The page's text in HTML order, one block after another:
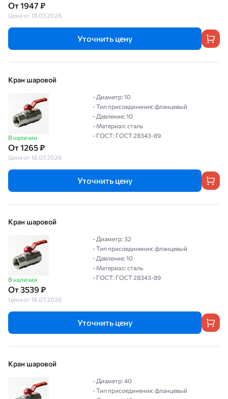
От 1947 ₽
Цена от 18.07.2026
Уточнить цену
Кран шаровой
В наличии
От 1265 ₽
Цена от 18.07.2026
- Диаметр: 10
- Тип присоединения: фланцевый
- Давление: 10
- Материал: сталь
- ГОСТ: ГОСТ 28343-89
Уточнить цену
Кран шаровой
В наличии
От 3539 ₽
Цена от 18.07.2026
- Диаметр: 32
- Тип присоединения: фланцевый
- Давление: 10
- Материал: сталь
- ГОСТ: ГОСТ 28343-89
Уточнить цену
Кран шаровой
- Диаметр: 40
- Тип присоединения: фланцевый